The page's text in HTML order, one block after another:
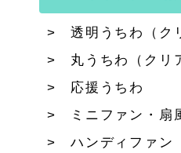
透明うちわ（ク
丸うちわ（クリ
応援うちわ
ミニファン・扇
ハンディファン